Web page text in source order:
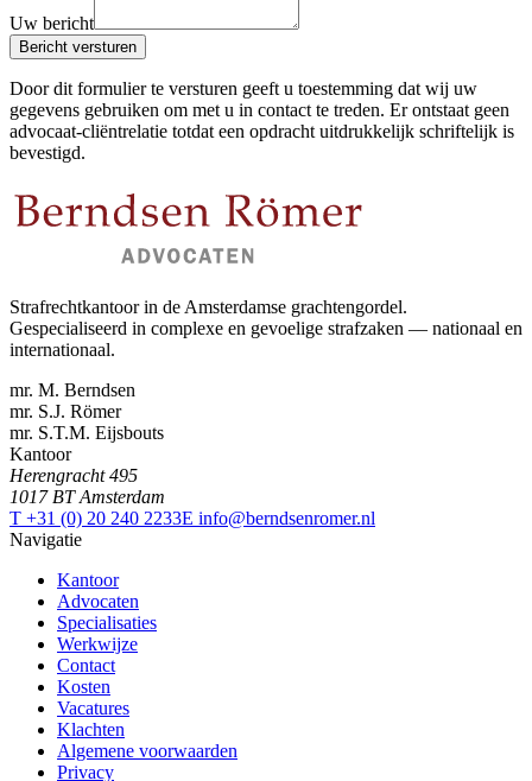
Uw bericht
Bericht versturen
Door dit formulier te versturen geeft u toestemming dat wij uw
gegevens gebruiken om met u in contact te treden. Er ontstaat geen
advocaat-cliëntrelatie totdat een opdracht uitdrukkelijk schriftelijk is
bevestigd.
Strafrechtkantoor in de Amsterdamse grachtengordel.
Gespecialiseerd in complexe en gevoelige strafzaken — nationaal en
internationaal.
mr. M. Berndsen
mr. S.J. Römer
mr. S.T.M. Eijsbouts
Kantoor
Herengracht 495
1017 BT Amsterdam
T +31 (0) 20 240 2233E info@berndsenromer.nl
Navigatie
Kantoor
Advocaten
Specialisaties
Werkwijze
Contact
Kosten
Vacatures
Klachten
Algemene voorwaarden
Privacy